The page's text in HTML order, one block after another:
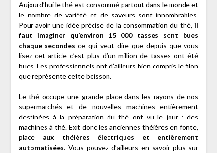
Aujourd’hui le thé est consommé partout dans le monde et
le nombre de variété et de saveurs sont innombrables.
Pour avoir une idée précise de la consommation du thé, il
faut imaginer qu’environ 15 000 tasses sont bues
chaque secondes ce qui veut dire que depuis que vous
lisez cet article c’est plus d’un million de tasses ont été
bues. Les professionnels ont d’ailleurs bien compris le filon
que représente cette boisson.
Le thé occupe une grande place dans les rayons de nos
supermarchés et de nouvelles machines entièrement
destinées à la préparation du thé ont vu le jour : des
machines à thé. Exit donc les anciennes théières en fonte,
place aux théières électriques et entièrement
automatisées. Vous pouvez d’ailleurs en savoir plus sur